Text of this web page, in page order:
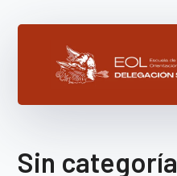
Sin categoría